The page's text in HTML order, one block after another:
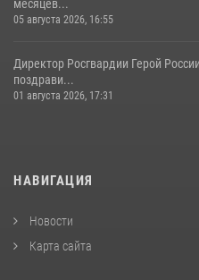
месяцев...
05 августа 2026, 16:55
Директор Росгвардии Герой
поздрави...
01 августа 2026, 17:31
НАВИГАЦИЯ
Новости
Карта сайта